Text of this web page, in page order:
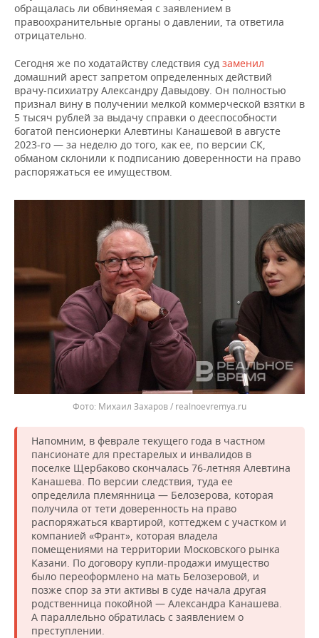
обращалась ли обвиняемая с заявлением в
правоохранительные органы о давлении, та ответила
отрицательно.
Сегодня же по ходатайству следствия суд заменил
домашний арест запретом определенных действий
врачу-психиатру Александру Давыдову. Он полностью
признал вину в получении мелкой коммерческой взятки в
5 тысяч рублей за выдачу справки о дееспособности
богатой пенсионерки Алевтины Канашевой в августе
2023-го — за неделю до того, как ее, по версии СК,
обманом склонили к подписанию доверенности на право
распоряжаться ее имуществом.
Михаил Захаров / realnoevremya.ru
Напомним, в феврале текущего года в частном
пансионате для престарелых и инвалидов в
поселке Щербаково скончалась 76-летняя Алевтина
Канашева. По версии следствия, туда ее
определила племянница — Белозерова, которая
получила от тети доверенность на право
распоряжаться квартирой, коттеджем с участком и
компанией «Франт», которая владела
помещениями на территории Московского рынка
Казани. По договору купли-продажи имущество
было переоформлено на мать Белозеровой, и
позже спор за эти активы в суде начала другая
родственница покойной — Александра Канашева.
А параллельно обратилась с заявлением о
преступлении.